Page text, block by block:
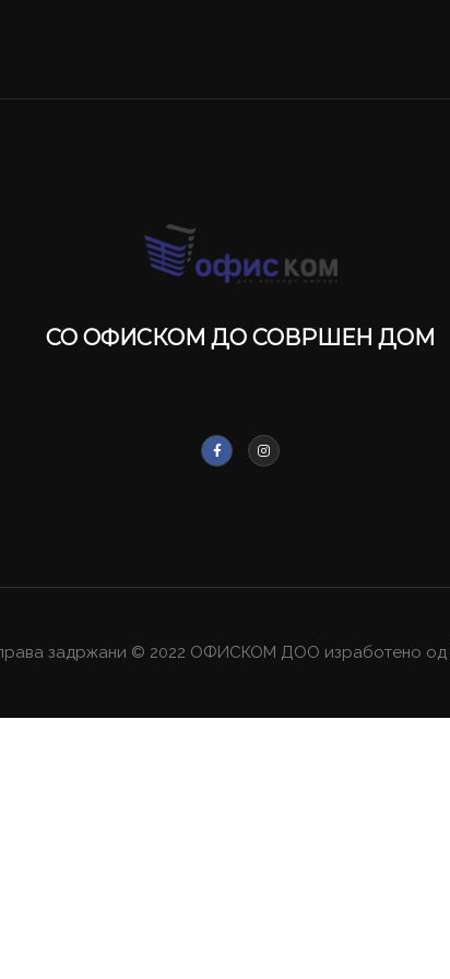
СО ОФИСКОМ ДО СОВРШЕН ДОМ
задржани © 2022 ОФИСКОМ ДОО изработено од